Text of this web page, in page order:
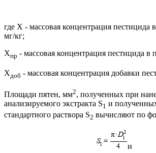
где X - массовая концентрация пестицида
мг/кг;
Xпр - массовая концентрация пестицида в
Xдоб - массовая концентрация добавки
Площади пятен, мм2, полученных при
анализируемого экстракта S1 и
стандартного раствора S2 вычисляют по
и